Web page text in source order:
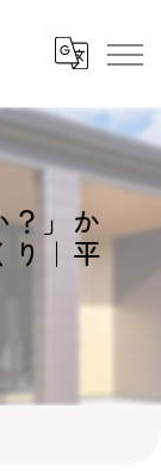
？」か
り｜平